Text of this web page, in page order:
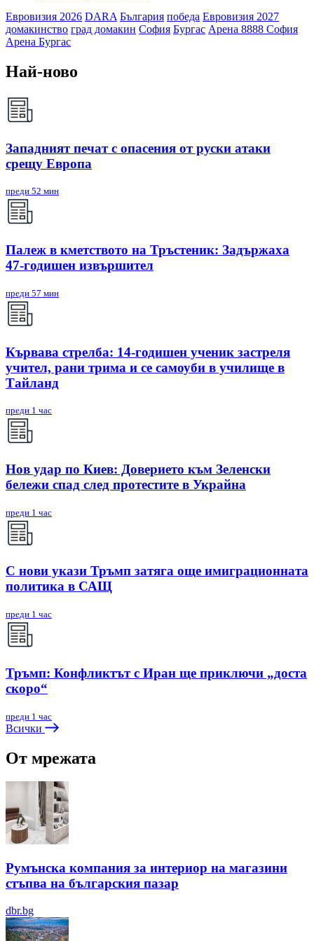
Евровизия 2026 DARA България победа Евровизия 2027
домакинство град домакин София Бургас Арена 8888 София
Арена Бургас
Най-ново
Западният печат с опасения от руски атаки
срещу Европа
преди 52 мин
Палеж в кметството на Тръстеник: Задържаха
47-годишен извършител
преди 57 мин
Кървава стрелба: 14-годишен ученик застреля
учител, рани трима и се самоуби в училище в
Тайланд
преди 1 час
Нов удар по Киев: Доверието към Зеленски
бележи спад след протестите в Украйна
преди 1 час
С нови укази Тръмп затяга още имиграционната
политика в САЩ
преди 1 час
Тръмп: Конфликтът с Иран ще приключи „доста
скоро“
преди 1 час
Всички
От мрежата
Румънска компания за интериор на магазини
стъпва на българския пазар
dbr.bg